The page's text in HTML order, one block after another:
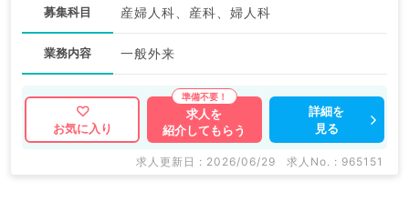
募集科目 産婦人科、産科、婦人科
業務内容 一般外来
お気に入り
求人を
紹介してもらう
詳細を
見る
求人更新日 : 2026/06/29 求人No. : 965151